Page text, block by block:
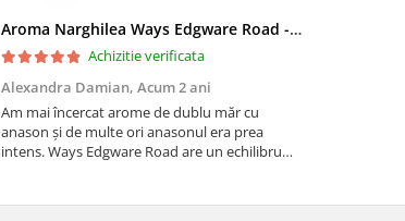
Aroma Narghilea Ways Edgware Road - Dublu Mar cu anison, 200gr
Achizitie verificata
Alexandra Damian, Acum 2 ani
Am mai încercat arome de dublu măr cu
anason și de multe ori anasonul era prea
intens. Ways Edgware Road are un echilibru
copleșitor. Reco...